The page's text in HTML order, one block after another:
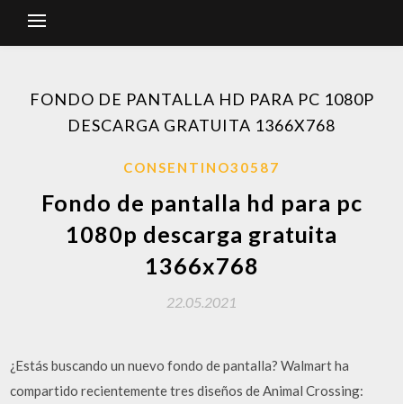
FONDO DE PANTALLA HD PARA PC 1080P
DESCARGA GRATUITA 1366X768
CONSENTINO30587
Fondo de pantalla hd para pc
1080p descarga gratuita
1366x768
22.05.2021
¿Estás buscando un nuevo fondo de pantalla? Walmart ha
compartido recientemente tres diseños de Animal Crossing: